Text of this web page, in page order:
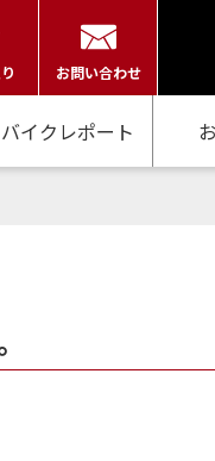
お問い合わせ
バイクレポート